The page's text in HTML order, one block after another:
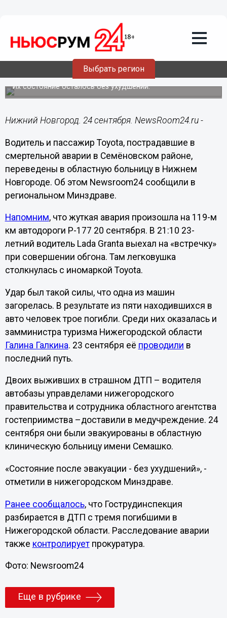
Выбрать регион
Двух пострадавших в смертельном
ДТП с замминистра эвакуировали в
Их состояние осталось без ухудшений.
Нижний Новгород. 24 сентября. NewsRoom24.ru -
Водитель и пассажир Toyota, пострадавшие в
смертельной аварии в Семёновском районе,
переведены в областную больницу в Нижнем
Новгороде. Об этом Newsroom24 сообщили в
региональном Минздраве.
Напомним, что жуткая авария произошла на 119-м
км автодороги Р-177 20 сентября. В 21:10 23-
летний водитель Lada Granta выехал на «встречку»
при совершении обгона. Там легковушка
столкнулась с иномаркой Toyota.
Удар был такой силы, что одна из машин
загорелась. В результате из пяти находившихся в
авто человек трое погибли. Среди них оказалась и
замминистра туризма Нижегородской области
Галина Галкина. 23 сентября её проводили в
последний путь.
Двоих выживших в страшном ДТП – водителя
автобазы управделами нижегородского
правительства и сотрудника областного агентства
гостеприимства –доставили в медучреждение. 24
сентября они были эвакуированы в областную
клиническую больницу имени Семашко.
«Состояние после эвакуации - без ухудшений», -
отметили в нижегородском Минздраве.
Ранее сообщалось, что Гострудинспекция
разбирается в ДТП с тремя погибшими в
Нижегородской области. Расследование аварии
также контролируетпрокуратура.
Фото: Newsroom24
Еще в рубрике